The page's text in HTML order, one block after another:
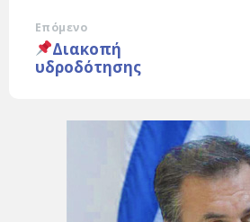
Επόμενο
Διακοπή
υδροδότησης